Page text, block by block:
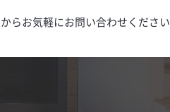
らお気軽にお問い合わせください